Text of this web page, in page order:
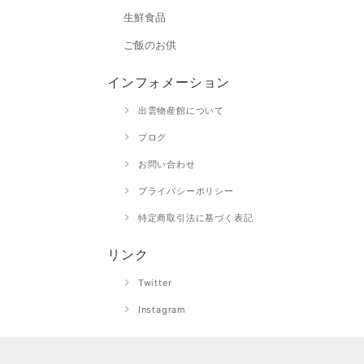
生鮮食品
ご飯のお供
インフォメーション
出雲物産館について
ブログ
お問い合わせ
プライバシーポリシー
特定商取引法に基づく表記
リンク
Twitter
Instagram